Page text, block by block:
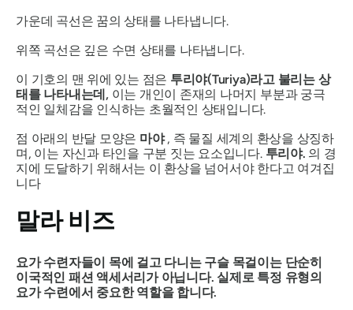
가운데 곡선은 꿈의 상태를 나타냅니다.
위쪽 곡선은 깊은 수면 상태를 나타냅니다.
이 기호의 맨 위에 있는 점은 투리야(Turiya)라고 불리는 상
태를 나타내는데,이는 개인이 존재의 나머지 부분과 궁극
적인 일체감을 인식하는 초월적인 상태입니다.
점 아래의 반달 모양은 마야, 즉 물질 세계의 환상을 상징하
며, 이는 자신과 타인을 구분 짓는 요소입니다. 투리야. 의 경
지에 도달하기 위해서는 이 환상을 넘어서야 한다고 여겨집
니다
말라 비즈
요가 수련자들이 목에 걸고 다니는 구슬 목걸이는 단순히
이국적인 패션 액세서리가 아닙니다. 실제로 특정 유형의
요가 수련에서 중요한 역할을 합니다.